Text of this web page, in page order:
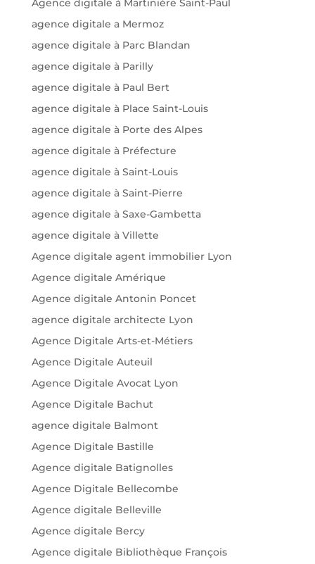
Agence digitale à Martinière Saint-Paul
agence digitale a Mermoz
agence digitale à Parc Blandan
agence digitale à Parilly
agence digitale à Paul Bert
agence digitale à Place Saint-Louis
agence digitale à Porte des Alpes
agence digitale à Préfecture
agence digitale à Saint-Louis
agence digitale à Saint-Pierre
agence digitale à Saxe-Gambetta
agence digitale à Villette
Agence digitale agent immobilier Lyon
Agence digitale Amérique
Agence digitale Antonin Poncet
agence digitale architecte Lyon
Agence Digitale Arts-et-Métiers
Agence Digitale Auteuil
Agence Digitale Avocat Lyon
Agence Digitale Bachut
agence digitale Balmont
Agence Digitale Bastille
Agence digitale Batignolles
Agence Digitale Bellecombe
Agence digitale Belleville
Agence digitale Bercy
Agence digitale Bibliothèque François